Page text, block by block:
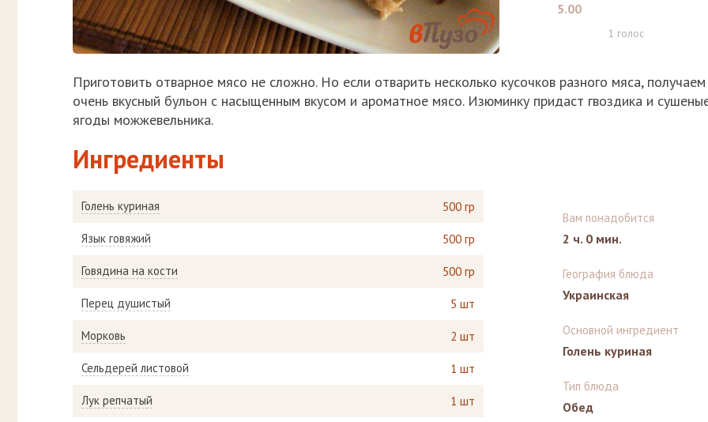
5.00
1 голос
Приготовить отварное мясо не сложно. Но если отварить несколько кусочков разного мяса, получаем
очень вкусный бульон с насыщенным вкусом и ароматное мясо. Изюминку придаст гвоздика и
ягоды можжевельника.
Ингредиенты
Голень куриная 500 гр
Язык говяжий 500 гр
Говядина на кости 500 гр
Перец душистый 5 шт
Морковь 2 шт
Сельдерей листовой 1 шт
Лук репчатый 1 шт
Вам понадобится
2 ч. 0 мин.
География блюда
Украинская
Основной ингредиент
Голень куриная
Тип блюда
Обед